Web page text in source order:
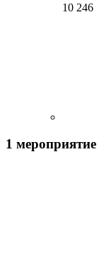
10 246
1 мероприятие